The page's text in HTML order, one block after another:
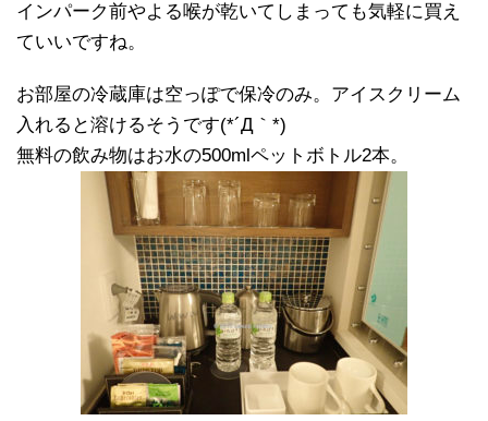
インパーク前やよる喉が乾いてしまっても気軽に買え
ていいですね。
お部屋の冷蔵庫は空っぽで保冷のみ。アイスクリーム
入れると溶けるそうです(*´Д｀*)
無料の飲み物はお水の500mlペットボトル2本。